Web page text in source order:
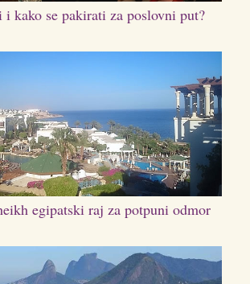
i kako se pakirati za poslovni put?
egipatski raj za potpuni odmor